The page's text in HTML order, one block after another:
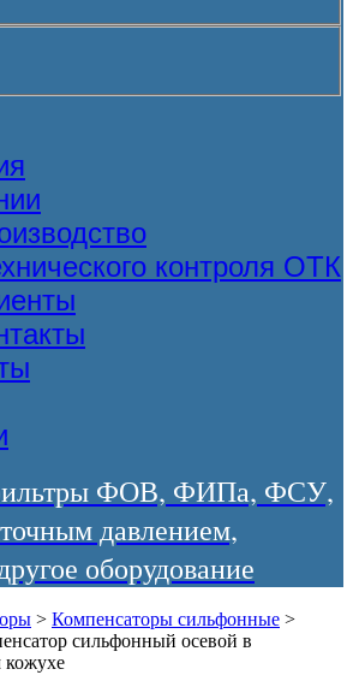
контроля ОТК
ФОВ, ФИПа, ФСУ,
давлением,
оборудование
> Компенсаторы сильфонные >
сильфонный осевой в
кожухе